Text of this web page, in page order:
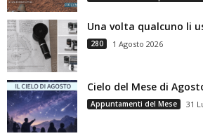
Una volta qualcuno li
280 1 Agosto 2026
Cielo del Mese di
Appuntamenti del Mese 31